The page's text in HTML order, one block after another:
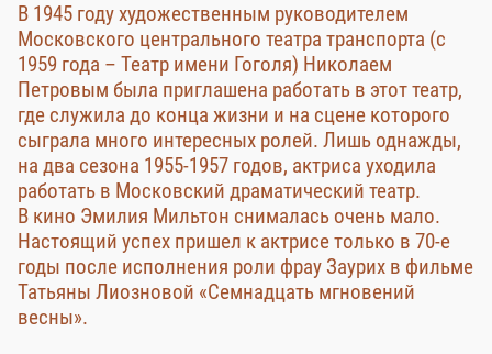
В 1945 году художественным руководителем
Московского центрального театра транспорта (с
1959 года – Театр имени Гоголя) Николаем
Петровым была приглашена работать в этот театр,
где служила до конца жизни и на сцене которого
сыграла много интересных ролей. Лишь однажды,
на два сезона 1955-1957 годов, актриса уходила
работать в Московский драматический театр.
В кино Эмилия Мильтон снималась очень мало.
Настоящий успех пришел к актрисе только в 70-е
годы после исполнения роли фрау Заурих в фильме
Татьяны Лиозновой «Семнадцать мгновений
весны».